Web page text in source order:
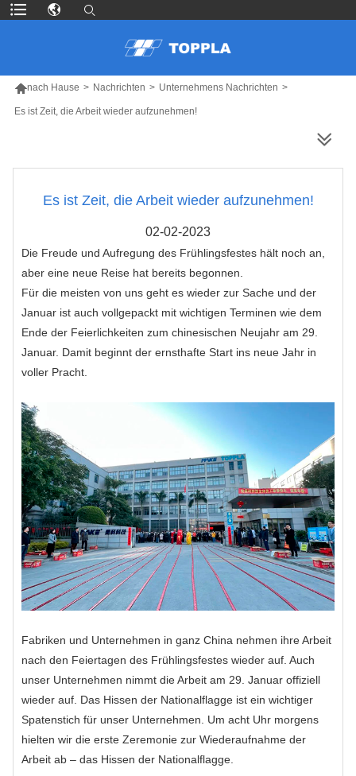
nach Hause > Nachrichten > Unternehmens Nachrichten >
Es ist Zeit, die Arbeit wieder aufzunehmen!
Es ist Zeit, die Arbeit wieder aufzunehmen!
02-02-2023
Die Freude und Aufregung des Frühlingsfestes hält noch an,
aber eine neue Reise hat bereits begonnen.
Für die meisten von uns geht es wieder zur Sache und der
Januar ist auch vollgepackt mit wichtigen Terminen wie dem
Ende der Feierlichkeiten zum chinesischen Neujahr am 29.
Januar. Damit beginnt der ernsthafte Start ins neue Jahr in
voller Pracht.
Fabriken und Unternehmen in ganz China nehmen ihre Arbeit
nach den Feiertagen des Frühlingsfestes wieder auf. Auch
unser Unternehmen nimmt die Arbeit am 29. Januar offiziell
wieder auf. Das Hissen der Nationalflagge ist ein wichtiger
Spatenstich für unser Unternehmen. Um acht Uhr morgens
hielten wir die erste Zeremonie zur Wiederaufnahme der
Arbeit ab – das Hissen der Nationalflagge.